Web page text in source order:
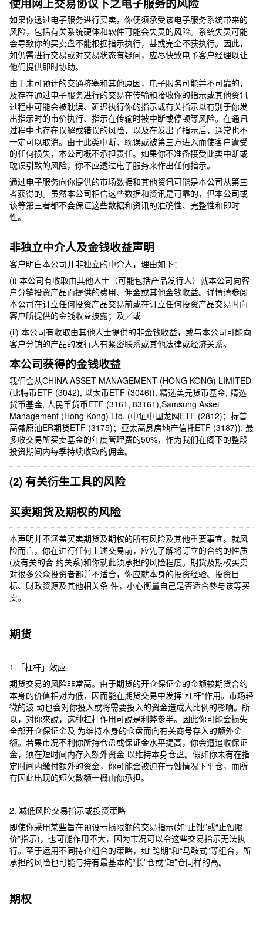
如果你透过电子服务进行买卖，你便须承受该电子服务系统带来的
风险，包括有关系统硬体和软件可能会失灵的风险。系统失灵可能
会导致你的买卖盘不能根据指示执行，甚或完全不获执行。因此，
如仍需进行交易或对交易状态有疑问，应尽快致电予客户经理以让
他们提供即时协助。
由于未可预计的交通挤塞和其他原因，电子服务可能并不可靠的，
及存在通过电子服务进行的交易在传输和接收你的指示或其他资讯
过程中可能会被耽误、延迟执行你的指示或有关指示以有别于你发
出指示时的市价执行、指示在传输时被中断或停顿等风险。在通讯
过程中也存在误解或错误的风险，以及在发出了指示后，通常也不
一定可以取消。由于此类中断、耽误或被第三方进入而使客户遭受
的任何损失，本公司概不承担责任。如果你不准备接受此类中断或
耽误引致的风险，你不应透过电子服务来作出任何指示。
通过电子服务向你提供的市场数据和其他资讯可能是本公司从第三
者获得的。虽然本公司相信这些数据和资讯是可靠的，但本公司或
该等第三者都不会保证这些数据和资讯的准确性、完整性和即时
性。
非独立中介人及金钱收益声明
客户明白本公司并非独立的中介人，理由如下：
(i) 本公司有收取由其他人士（可能包括产品发行人）就本公司向客
户分销投资产品而提供的费用、佣金或其他金钱收益。详情请参阅
本公司在订立任何投资产品交易前或在订立任何投资产品交易时向
客户所提供的金钱收益披露； 及／或
(ii) 本公司有收取由其他人士提供的非金钱收益，或与本公司可能向
客户分销的产品的发行人有紧密联系或其他法律或经济关系。
本公司获得的金钱收益
我们会从CHINA ASSET MANAGEMENT (HONG KONG) LIMITED
(比特币ETF (3042), 以太币ETF (3046)), 精选美元货币基金, 精选
货币基金, 人民币货币ETF (3161, 83161),Samsung Asset
Management (Hong Kong) Ltd. (中证中国龙网ETF (2812)；标普
高盛原油ER期货ETF (3175)；亚太高息房地产信托ETF (3187)), 最
多收交易所买卖基金的年度管理费的50%，作为我们在阁下的整段
投资期间内每季持续收取的佣金。
(2) 有关衍生工具的风险
买卖期货及期权的风险
本声明并不涵盖买卖期货及期权的所有风险及其他重要事宜。就风
险而言，你在进行任何上述交易前，应先了解将订立的合约的性质
(及有关的合 约关系)和你就此须承担的风险程度。期货及期权买卖
对很多公众投资者都并不适合，你应就本身的投资经验、投资目
标、财政资源及其他相关条 件，小心衡量自己是否适合參与该等买
卖。
期货
1.「杠杆」效应
期货交易的风险非常高。由于期货的开仓保证金的金额较期货合约
本身的价值相对为低，因而能在期货交易中发挥“杠杆”作用。市场轻
微的波 动也会对你投入或将需要投入的资金造成大比例的影响。所
以，对你來說，这种杠杆作用可說是利弊參半。因此你可能会损失
全部开仓保证金及 为维持本身的仓盘而向有关商号存入的额外金
额。若果市况不利你所持仓盘或保证金水平提高，你会遭追收保证
金，须在短时间内存入额外资金 以维持本身仓盘。假如你未有在指
定时间内缴付额外的资金，你可能会被迫在亏蚀情况下平仓，而所
有因此出现的短欠數额一概由你承担。
2. 减低风险交易指示或投资策略
即使你采用某些旨在预设亏损限额的交易指示(如“止蚀”或“止蚀限
价”指示)，也可能作用不大，因为市况可以令这些交易指示无法执
行。至于运用不同持仓组合的策略，如“跨期”和“马鞍式”等组合，所
承担的风险也可能与持有最基本的“长”仓或“短”仓同样的高。
期权